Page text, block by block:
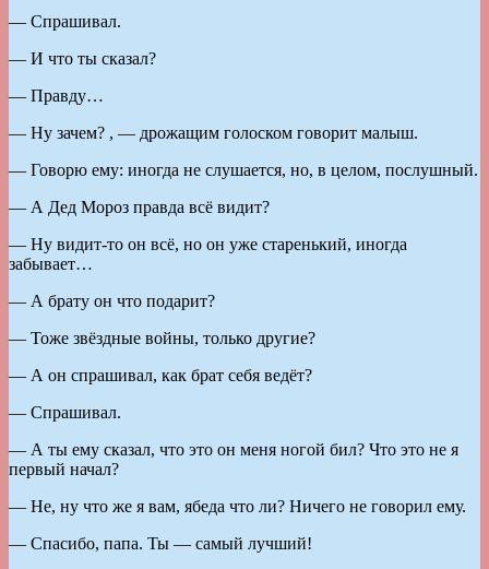
— Спрашивал.
— И что ты сказал?
— Правду…
— Ну зачем? , — дрожащим голоском говорит малыш.
— Говорю ему: иногда не слушается, но, в целом, послушный.
— А Дед Мороз правда всё видит?
— Ну видит-то он всё, но он уже старенький, иногда
забывает…
— А брату он что подарит?
— Тоже звёздные войны, только другие?
— А он спрашивал, как брат себя ведёт?
— Спрашивал.
— А ты ему сказал, что это он меня ногой бил? Что это не я
первый начал?
— Не, ну что же я вам, ябеда что ли? Ничего не говорил ему.
— Спасибо, папа. Ты — самый лучший!